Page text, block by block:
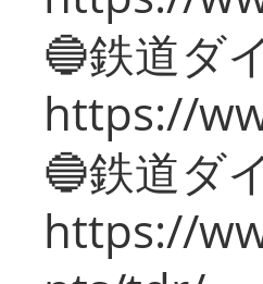
🔵鉄道ダ
https://
🔵鉄道ダ
https://